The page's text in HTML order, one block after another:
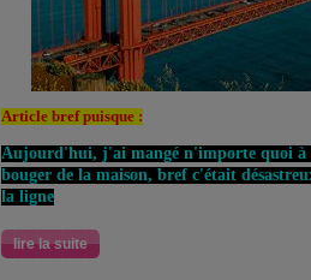
Article bref puisque :
Aujourd'hui, j'ai mangé n'importe quoi à
bouger de la maison, bref c'était
la ligne
lire la suite